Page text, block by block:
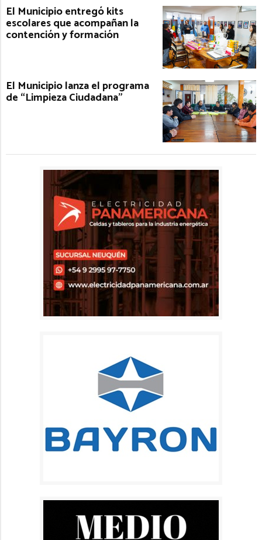
El Municipio entregó kits
escolares que acompañan la
contención y formación
El Municipio lanza el programa
de “Limpieza Ciudadana”